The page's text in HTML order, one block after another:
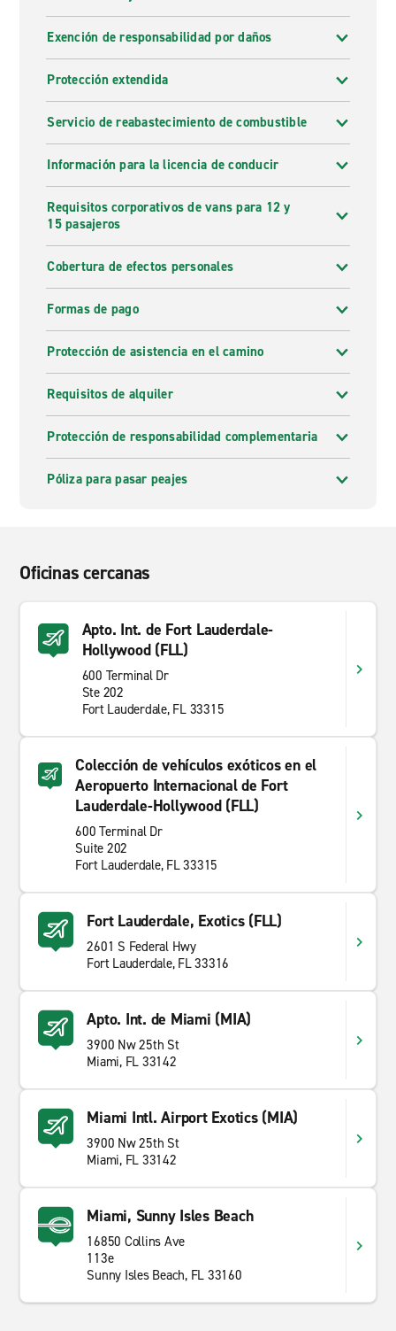
Exención de responsabilidad por daños
Protección extendida
Servicio de reabastecimiento de combustible
Información para la licencia de conducir
Requisitos corporativos de vans para 12 y
15 pasajeros
Cobertura de efectos personales
Formas de pago
Protección de asistencia en el camino
Requisitos de alquiler
Protección de responsabilidad complementaria
Póliza para pasar peajes
Oficinas cercanas
Apto. Int. de Fort Lauderdale-
Hollywood (FLL)
600 Terminal Dr
Ste 202
Fort Lauderdale, FL 33315
Colección de vehículos exóticos en el
Aeropuerto Internacional de Fort
Lauderdale-Hollywood (FLL)
600 Terminal Dr
Suite 202
Fort Lauderdale, FL 33315
Fort Lauderdale, Exotics (FLL)
2601 S Federal Hwy
Fort Lauderdale, FL 33316
Apto. Int. de Miami (MIA)
3900 Nw 25th St
Miami, FL 33142
Miami Intl. Airport Exotics (MIA)
3900 Nw 25th St
Miami, FL 33142
Miami, Sunny Isles Beach
16850 Collins Ave
113e
Sunny Isles Beach, FL 33160